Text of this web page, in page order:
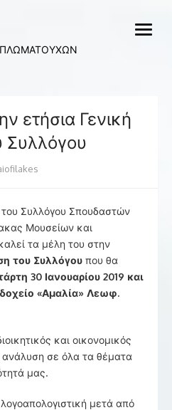
open
ετήσια Γενική
Συλλόγου
του Συλλόγου Σπουδαστών
Μουσείων και
τα μέλη του στην
του Συλλόγου που θα
30 Ιανουαρίου 2019 και
«Αμαλία» Λεωφ.
και οικονομικός
σε όλα τα θέματα
μας.
μετά από